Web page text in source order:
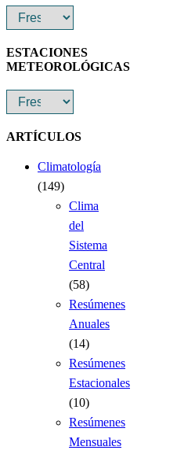
ESTACIONES
METEOROLÓGICAS
ARTÍCULOS
Climatología
(149)
Clima
del
Sistema
Central
(58)
Resúmenes
Anuales
(14)
Resúmenes
Estacionales
(10)
Resúmenes
Mensuales